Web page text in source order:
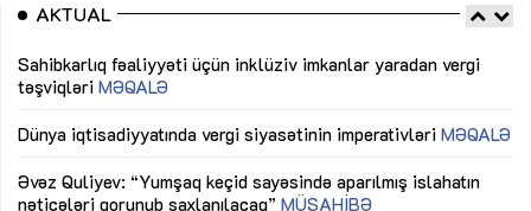
AKTUAL
Sahibkarlıq fəaliyyəti üçün inklüziv imkanlar yaradan vergi
təşviqləri MƏQALƏ
Dünya iqtisadiyyatında vergi siyasətinin imperativləri MƏQALƏ
Əvəz Quliyev: “Yumşaq keçid sayəsində aparılmış islahatın
nəticələri qorunub saxlanılacaq” MÜSAHİBƏ